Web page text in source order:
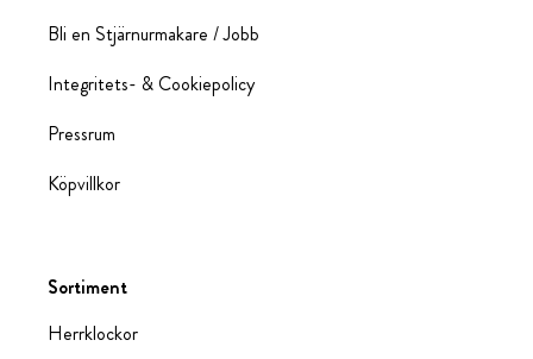
Bli en Stjärnurmakare / Jobb
Integritets- & Cookiepolicy
Pressrum
Köpvillkor
Sortiment
Herrklockor